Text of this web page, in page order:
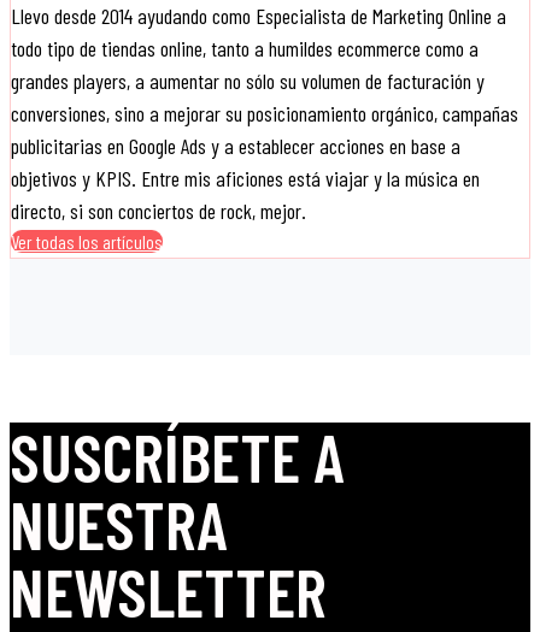
Llevo desde 2014 ayudando como Especialista de Marketing Online a
todo tipo de tiendas online, tanto a humildes ecommerce como a
grandes players, a aumentar no sólo su volumen de facturación y
conversiones, sino a mejorar su posicionamiento orgánico, campañas
publicitarias en Google Ads y a establecer acciones en base a
objetivos y KPIS. Entre mis aficiones está viajar y la música en
directo, si son conciertos de rock, mejor.
Ver todas los artículos
SUSCRÍBETE A
NUESTRA
NEWSLETTER